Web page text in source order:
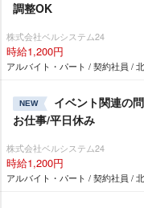
調整OK
株式会社ベルシステム24
時給1,200円
アルバイト・パート / 契約社員 /
NEW
イベント関連の
お仕事/平日休み
株式会社ベルシステム24
時給1,200円
アルバイト・パート / 契約社員 /